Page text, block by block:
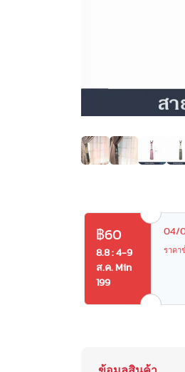
฿60
8.8 : 4-9
ส.ค. Min
199
04/
ราคา